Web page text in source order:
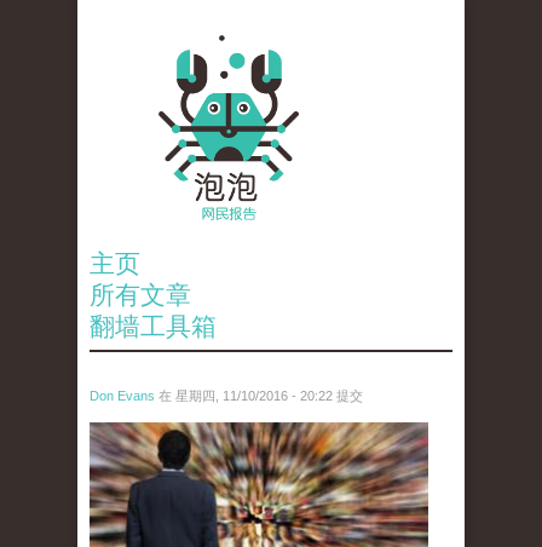
主页
所有文章
翻墙工具箱
Don Evans 在 星期四, 11/10/2016 - 20:22 提交
tou_.jpg